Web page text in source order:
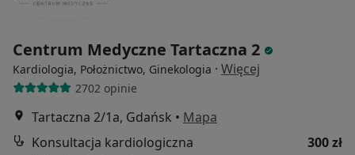
Centrum Medyczne Tartaczna 2
Kardiologia, Położnictwo, Ginekologia · Więcej
2702 opinie
Tartaczna 2/1a, Gdańsk • Mapa
Konsultacja kardiologiczna
300 zł